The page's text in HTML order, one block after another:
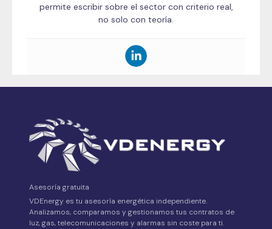
permite escribir sobre el sector con criterio real,
no solo con teoría.
Asesoría gratuita
VDEnergy es tu asesoría energética independiente.
Analizamos, comparamos y gestionamos tus contratos de
luz, gas, telecomunicaciones y alarmas sin coste para ti.